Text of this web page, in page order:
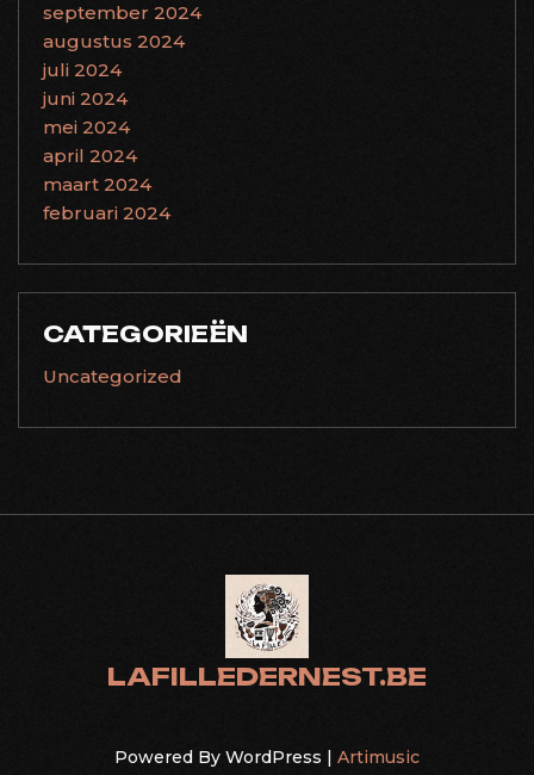
september 2024
augustus 2024
juli 2024
juni 2024
mei 2024
april 2024
maart 2024
februari 2024
CATEGORIEËN
Uncategorized
LAFILLEDERNEST.BE
Powered By WordPress | Artimusic